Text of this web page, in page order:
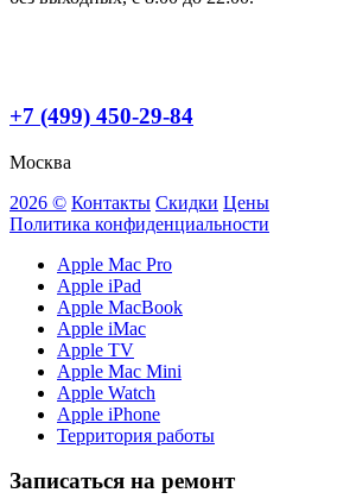
+7 (499) 450-29-84
Москва
2026 © Контакты Скидки Цены
Политика конфиденциальности
Apple Mac Pro
Apple iPad
Apple MacBook
Apple iMac
Apple TV
Apple Mac Mini
Apple Watch
Apple iPhone
Территория работы
Записаться на ремонт